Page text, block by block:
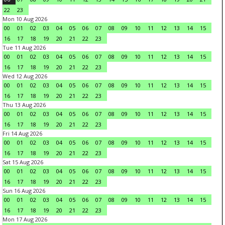
22
23
Mon 10 Aug 2026
00
01 02 03 04 05 06 07 08 09 10 11 12 13 14
15
16
17 18 19 20 21 22
23
Tue 11 Aug 2026
00
01 02 03 04 05 06 07 08 09 10 11 12 13 14
15
16
17 18 19 20 21 22
23
Wed 12 Aug 2026
00
01 02 03 04 05 06 07 08 09 10 11 12 13 14
15
16
17 18 19 20 21 22
23
Thu 13 Aug 2026
00
01 02 03 04 05 06 07 08 09 10 11 12 13 14
15
16
17 18 19 20 21 22
23
Fri 14 Aug 2026
00
01 02 03 04 05 06 07 08 09 10 11 12 13 14
15
16
17 18 19 20 21 22
23
Sat 15 Aug 2026
00
01 02 03 04 05 06 07 08 09 10 11 12 13 14
15
16
17 18 19 20 21 22
23
Sun 16 Aug 2026
00
01 02 03 04 05 06 07 08 09 10 11 12 13 14
15
16
17 18 19 20 21 22
23
Mon 17 Aug 2026